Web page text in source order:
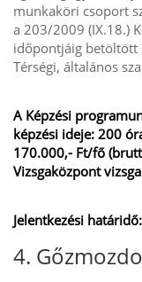
munkaköri csoport
a 203/2009 (IX.18.)
időpontjáig betöltött
Térségi, általános
A Képzési
képzési ideje: 200
170.000,- Ft/fő
Vizsgaközpont
Jelentkezési
4.